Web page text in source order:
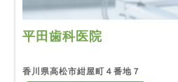
平田歯科医院
香川県高松市紺屋町４番地７